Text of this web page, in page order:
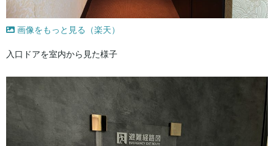
画像をもっと見る（楽天）
入口ドアを室内から見た様子